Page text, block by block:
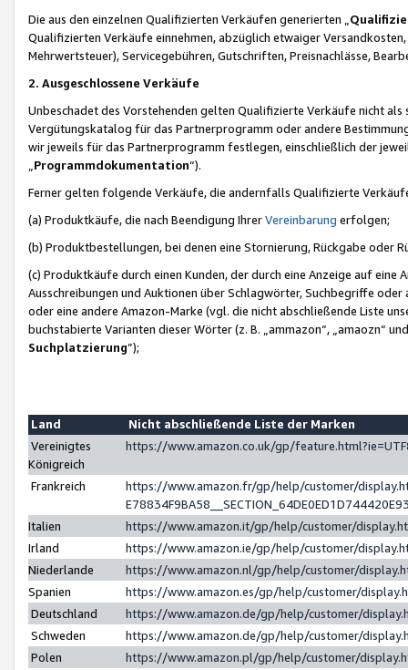
Die aus den einzelnen Qualifizierten Verkäufen generierten „
Qualifizierten Verkäufe einnehmen, abzüglich etwaiger
Mehrwertsteuer), Servicegebühren, Gutschriften, Preisnachlässe,
2. Ausgeschlossene Verkäufe
Unbeschadet des Vorstehenden gelten Qualifizierte Verkäufe nicht
Vergütungskatalog für das Partnerprogramm oder andere
wir jeweils für das Partnerprogramm festlegen, einschließlich der
Programmdokumentation“).
Ferner gelten folgende Verkäufe, die andernfalls Qualifizierte
(a) Produktkäufe, die nach Beendigung IhrerVereinbarung erfolgen;
(b) Produktbestellungen, bei denen eine Stornierung, Rückgabe oder
(c) Produktkäufe durch einen Kunden, der durch eine Anzeige auf
Ausschreibungen und Auktionen über Schlagwörter, Suchbegriffe
oder eine andere Amazon-Marke (vgl. die nicht abschließende Liste
buchstabierte Varianten dieser Wörter (z. B. „ammazon“, „amaozn“
Suchplatzierung”);
Land
Nicht abschließende Liste der Marken
Vereinigtes
Königreich
https://www.amazon.co.uk/gp/
Frankreich
https://www.amazon.fr/gp/help/customer/
Italien
https://www.amazon.it/gp/help/customer/
Irland
https://www.amazon.ie/gp/help/customer/
Niederlande
https://www.amazon.nl/gp/help/customer/
Spanien
https://www.amazon.es/gp/help/customer/
Deutschland
https://www.amazon.de/gp/help/customer/
Schweden
https://www.amazon.de/gp/help/customer/
Polen
https://www.amazon.pl/gp/help/customer/